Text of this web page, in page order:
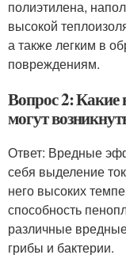
полиэтилена,
высокой
а также легким в
повреждениям.
Вопрос 2: Какие
могут
Ответ: Вредные
себя выделение
него высоких
способность
различные
грибы и бактерии.